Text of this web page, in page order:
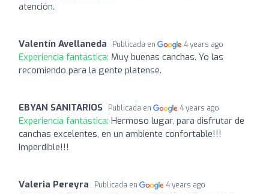
atención.
Valentín Avellaneda Publicada en 4 years ago
Experiencia fantástica: Muy buenas canchas. Yo las
recomiendo para la gente platense.
EBYAN SANITARIOS Publicada en 4 years ago
Experiencia fantástica: Hermoso lugar, para disfrutar de
canchas excelentes, en un ambiente confortable!!!
Imperdible!!!
Valeria Pereyra Publicada en 4 years ago